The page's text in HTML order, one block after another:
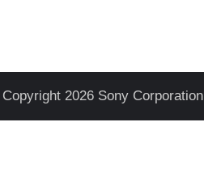
Copyright 2026 Sony Corporation